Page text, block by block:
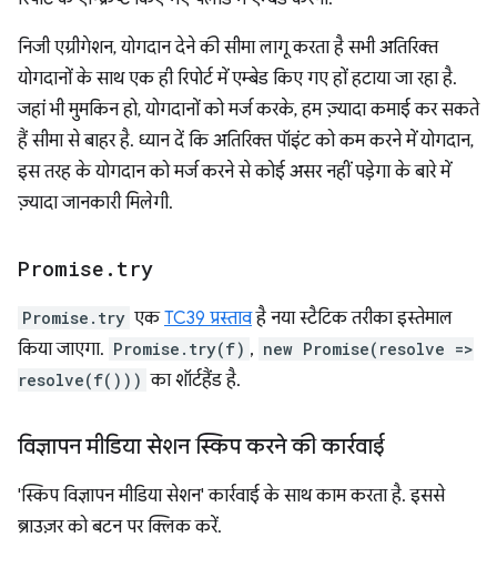
निजी एग्रीगेशन, योगदान देने की सीमा लागू करता है सभी अतिरिक्त
योगदानों के साथ एक ही रिपोर्ट में एम्बेड किए गए हों हटाया जा रहा है.
जहां भी मुमकिन हो, योगदानों को मर्ज करके, हम ज़्यादा कमाई कर सकते
हैं सीमा से बाहर है. ध्यान दें कि अतिरिक्त पॉइंट को कम करने में योगदान,
इस तरह के योगदान को मर्ज करने से कोई असर नहीं पड़ेगा के बारे में
ज़्यादा जानकारी मिलेगी.
Promise . try
Promise.try एकTC39 प्रस्तावहै नया स्टैटिक तरीका इस्तेमाल
किया जाएगा. Promise.try(f) , new Promise(resolve =>
resolve(f())) का शॉर्टहैंड है.
विज्ञापन मीडिया सेशन स्किप करने की कार्रवाई
'स्किप विज्ञापन मीडिया सेशन' कार्रवाई के साथ काम करता है. इससे
ब्राउज़र को बटन पर क्लिक करें.